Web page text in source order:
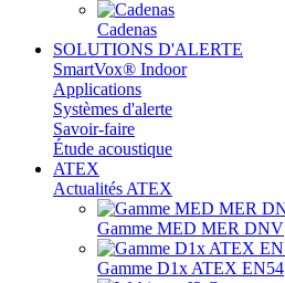
Cadenas
SOLUTIONS D'ALERTE
SmartVox® Indoor
Applications
Systèmes d'alerte
Savoir-faire
Étude acoustique
ATEX
Actualités ATEX
Gamme MED MER DNV
Gamme D1x ATEX EN54